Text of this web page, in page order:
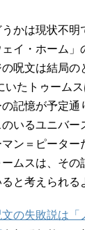
かは現状不明
イ・ホーム」
呪文は結局の
いたトゥーム
記憶が予定通
いるユニバー
ン＝ピーター
ムスは、その
と考えられる
の失敗説は「